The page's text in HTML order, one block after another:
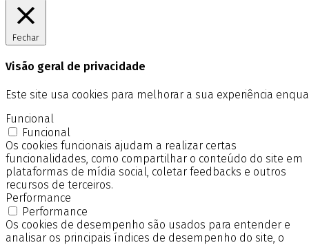
Fechar
Visão geral de privacidade
Este site usa cookies para melhorar a sua experiência
Funcional
Funcional
Os cookies funcionais ajudam a realizar certas
funcionalidades, como compartilhar o conteúdo do site em
plataformas de mídia social, coletar feedbacks e outros
recursos de terceiros.
Performance
Performance
Os cookies de desempenho são usados para entender e
analisar os principais índices de desempenho do site, o